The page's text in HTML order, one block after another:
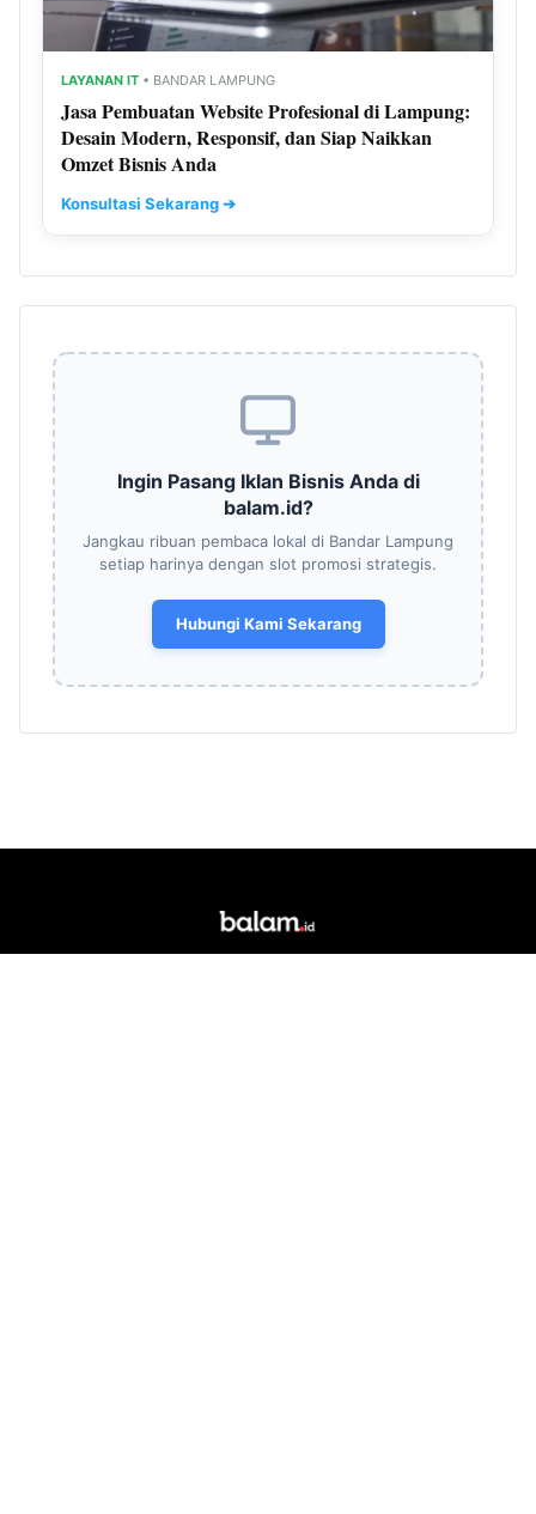
LAYANAN IT • BANDAR LAMPUNG
Jasa Pembuatan Website Profesional di Lampung:
Desain Modern, Responsif, dan Siap Naikkan
Omzet Bisnis Anda
Konsultasi Sekarang ➔
Ingin Pasang Iklan Bisnis Anda di
balam.id?
Jangkau ribuan pembaca lokal di Bandar Lampung
setiap harinya dengan slot promosi strategis.
Hubungi Kami Sekarang